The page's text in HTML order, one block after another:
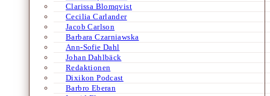
Clarissa Blomqvist
Cecilia Carlander
Jacob Carlson
Barbara Czarniawska
Ann-Sofie Dahl
Johan Dahlbäck
Redaktionen
Dixikon Podcast
Barbro Eberan